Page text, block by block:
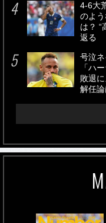
4-6大
のよ
は？ “
返る
号泣ネ
「ハ
敗退
解任